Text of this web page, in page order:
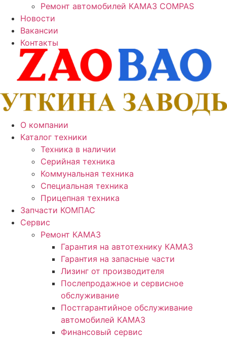
Ремонт автомобилей КАМАЗ COMPAS
Новости
Вакансии
Контакты
О компании
Каталог техники
Техника в наличии
Серийная техника
Коммунальная техника
Специальная техника
Прицепная техника
Запчасти КОМПАС
Сервис
Ремонт КАМАЗ
Гарантия на автотехнику КАМАЗ
Гарантия на запасные части
Лизинг от производителя
Послепродажное и сервисное
обслуживание
Постгарантийное обслуживание
автомобилей КАМАЗ
Финансовый сервис